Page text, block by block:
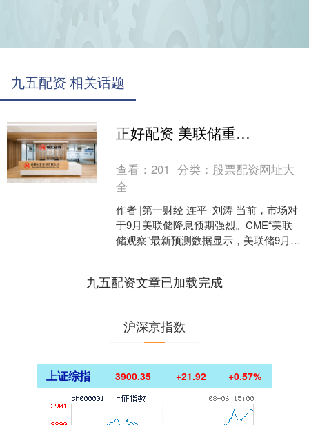
九五配资 相关话题
正好配资 美联储重启降息如何影响全球股市？
查看：201 分类： 股票配资网址大
全
作者 |第一财经 连平 刘涛 当前，市场对
于9月美联储降息预期强烈。CME“美联
储观察”最新预测数据显示，美联储9月降
九五配资文章已加载完成
沪深京指数
上证综指 3900.35 +21.92 +0.57%